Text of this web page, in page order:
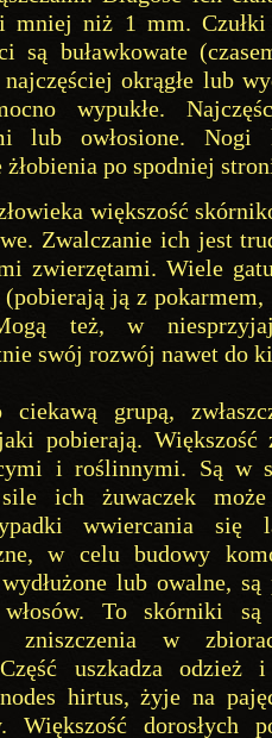
mniej niż 1 mm.
są buławkowate
okrągłe lub
wypukłe.
lub owłosione.
po spodniej
większość
Zwalczanie ich jest
zwierzętami. Wiele
ją z
też, w
swój rozwój nawet do
ciekawą grupą,
pobierają.
i roślinnymi. Są w
ich żuwaczek
wwiercania się
w celu budowy
lub owalne,
To skórniki są
zniszczenia w
uszkadza odzież
hirtus, żyje na
Większość dorosłych